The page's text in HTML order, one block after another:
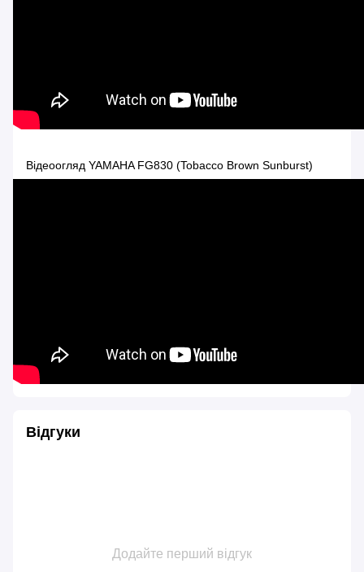
Відеоогляд YAMAHA FG830 (Tobacco Brown Sunburst)
Відгуки
Додайте перший відгук